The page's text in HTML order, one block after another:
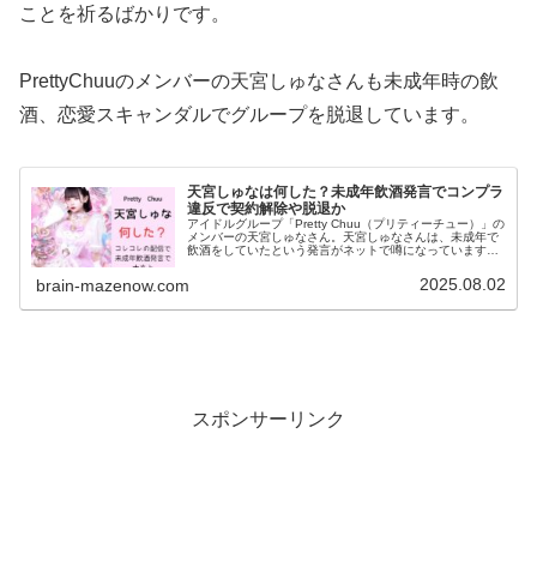
ことを祈るばかりです。
PrettyChuuのメンバーの天宮しゅなさんも未成年時の飲
酒、恋愛スキャンダルでグループを脱退しています。
天宮しゅなは何した？未成年飲酒発言でコンプラ
違反で契約解除や脱退か
アイドルグループ「Pretty Chuu（プリティーチュー）」の
メンバーの天宮しゅなさん。天宮しゅなさんは、未成年で
飲酒をしていたという発言がネットで噂になっています。
brain-mazenow.com 2025.08.02
スポンサーリンク